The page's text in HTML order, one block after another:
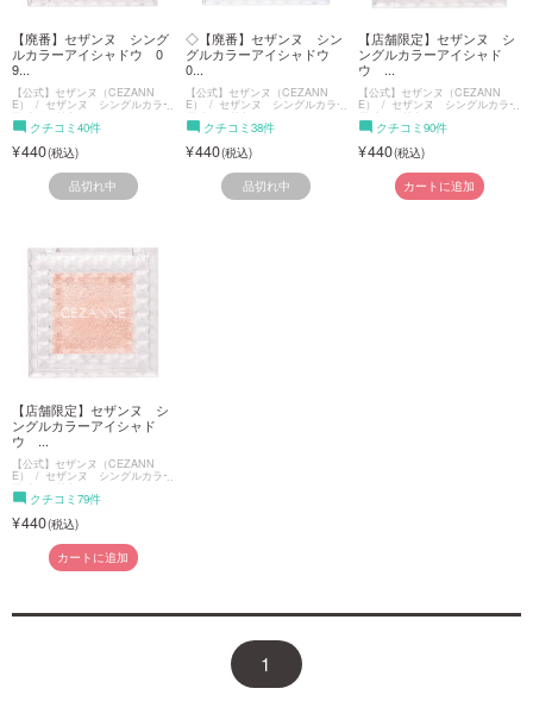
【廃番】セザンヌ シング
ルカラーアイシャドウ 0
9...
【公式】セザンヌ（CEZANN
E） セザンヌ シングルカラー
アイシャドウ
クチコミ40件
440
品切れ中
◇【廃番】セザンヌ シン
グルカラーアイシャドウ
0...
【公式】セザンヌ（CEZANN
E） セザンヌ シングルカラー
アイシャドウ
クチコミ38件
440
品切れ中
【店舗限定】セザンヌ シ
ングルカラーアイシャド
ウ ...
【公式】セザンヌ（CEZANN
E） セザンヌ シングルカラー
アイシャドウ
クチコミ90件
440
カートに追加
【店舗限定】セザンヌ シ
ングルカラーアイシャド
ウ ...
【公式】セザンヌ（CEZANN
E） セザンヌ シングルカラー
アイシャドウ
クチコミ79件
440
カートに追加
1